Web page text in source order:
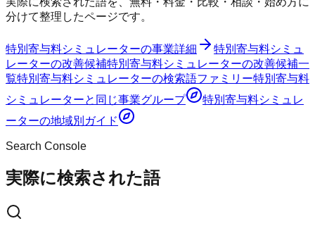
分けて整理したページです。
特別寄与料シミュレーターの事業詳細
特別寄与料シミュ
レーターの改善候補特別寄与料シミュレーターの改善候補一
覧特別寄与料シミュレーターの検索語ファミリー特別寄与料
シミュレーターと同じ事業グループ
特別寄与料シミュレ
ーターの地域別ガイド
Search Console
実際に検索された語